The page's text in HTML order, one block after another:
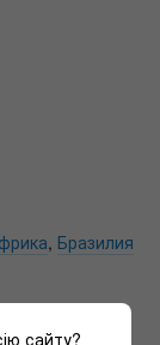
, Бразилия
сайту?